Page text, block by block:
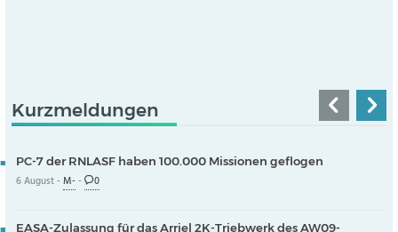
Kurzmeldungen
PC-7 der RNLASF haben 100.000 Missionen geflogen
6 August -M-- 0
EASA-Zulassung für das Arriel 2K-Triebwerk des AW09-